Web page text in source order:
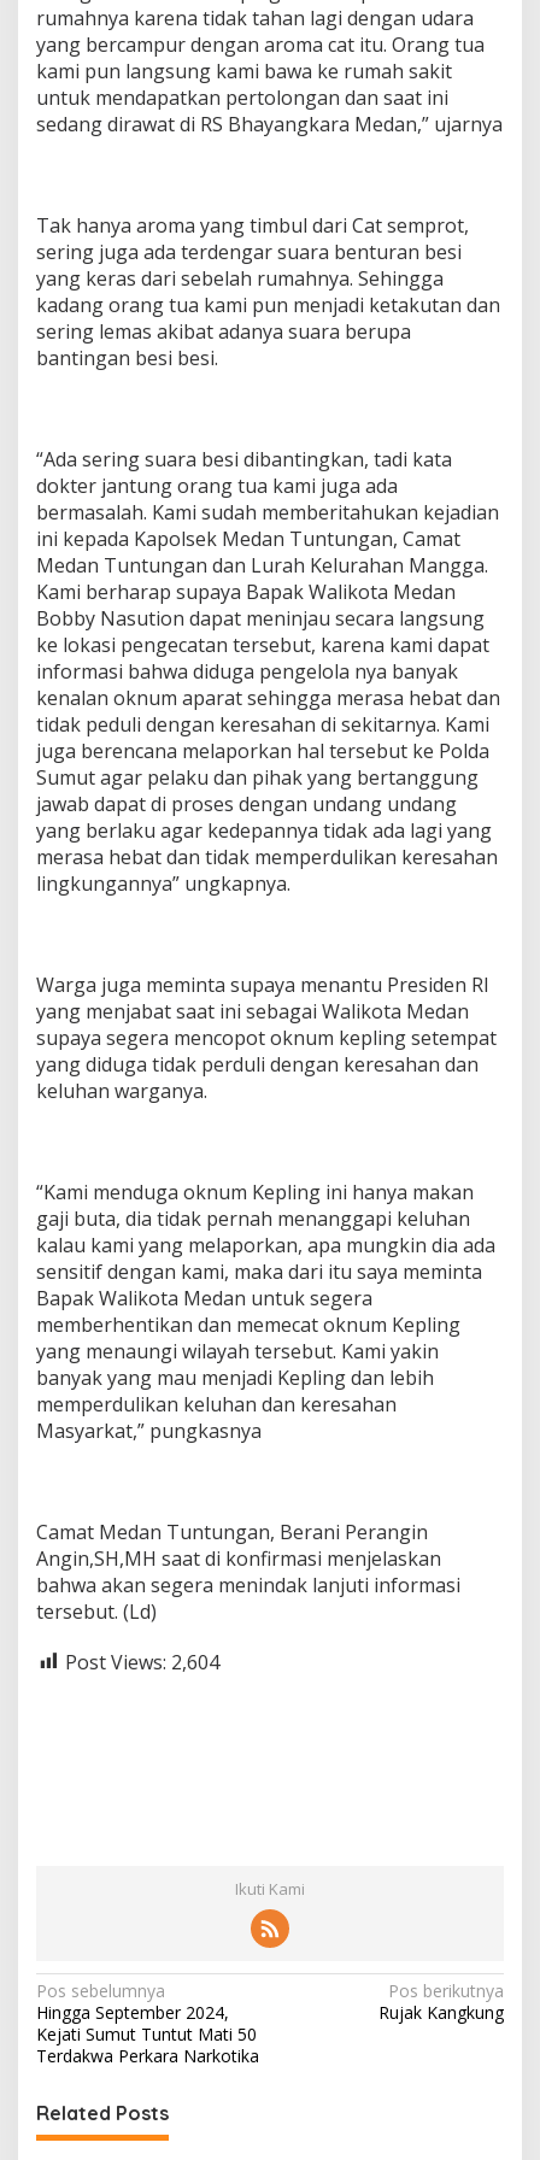
rumahnya karena tidak tahan lagi dengan udara
yang bercampur dengan aroma cat itu. Orang tua
kami pun langsung kami bawa ke rumah sakit
untuk mendapatkan pertolongan dan saat ini
sedang dirawat di RS Bhayangkara Medan,” ujarnya
Tak hanya aroma yang timbul dari Cat semprot,
sering juga ada terdengar suara benturan besi
yang keras dari sebelah rumahnya. Sehingga
kadang orang tua kami pun menjadi ketakutan dan
sering lemas akibat adanya suara berupa
bantingan besi besi.
“Ada sering suara besi dibantingkan, tadi kata
dokter jantung orang tua kami juga ada
bermasalah. Kami sudah memberitahukan kejadian
ini kepada Kapolsek Medan Tuntungan, Camat
Medan Tuntungan dan Lurah Kelurahan Mangga.
Kami berharap supaya Bapak Walikota Medan
Bobby Nasution dapat meninjau secara langsung
ke lokasi pengecatan tersebut, karena kami dapat
informasi bahwa diduga pengelola nya banyak
kenalan oknum aparat sehingga merasa hebat dan
tidak peduli dengan keresahan di sekitarnya. Kami
juga berencana melaporkan hal tersebut ke Polda
Sumut agar pelaku dan pihak yang bertanggung
jawab dapat di proses dengan undang undang
yang berlaku agar kedepannya tidak ada lagi yang
merasa hebat dan tidak memperdulikan keresahan
lingkungannya” ungkapnya.
Warga juga meminta supaya menantu Presiden RI
yang menjabat saat ini sebagai Walikota Medan
supaya segera mencopot oknum kepling setempat
yang diduga tidak perduli dengan keresahan dan
keluhan warganya.
“Kami menduga oknum Kepling ini hanya makan
gaji buta, dia tidak pernah menanggapi keluhan
kalau kami yang melaporkan, apa mungkin dia ada
sensitif dengan kami, maka dari itu saya meminta
Bapak Walikota Medan untuk segera
memberhentikan dan memecat oknum Kepling
yang menaungi wilayah tersebut. Kami yakin
banyak yang mau menjadi Kepling dan lebih
memperdulikan keluhan dan keresahan
Masyarkat,” pungkasnya
Camat Medan Tuntungan, Berani Perangin
Angin,SH,MH saat di konfirmasi menjelaskan
bahwa akan segera menindak lanjuti informasi
tersebut. (Ld)
Post Views: 2,604
Ikuti Kami
N
a
v
i
g
Pos sebelumnya
Hingga September 2024,
Kejati Sumut Tuntut Mati 50
Terdakwa Perkara Narkotika
Pos berikutnya
Rujak Kangkung
Related Posts